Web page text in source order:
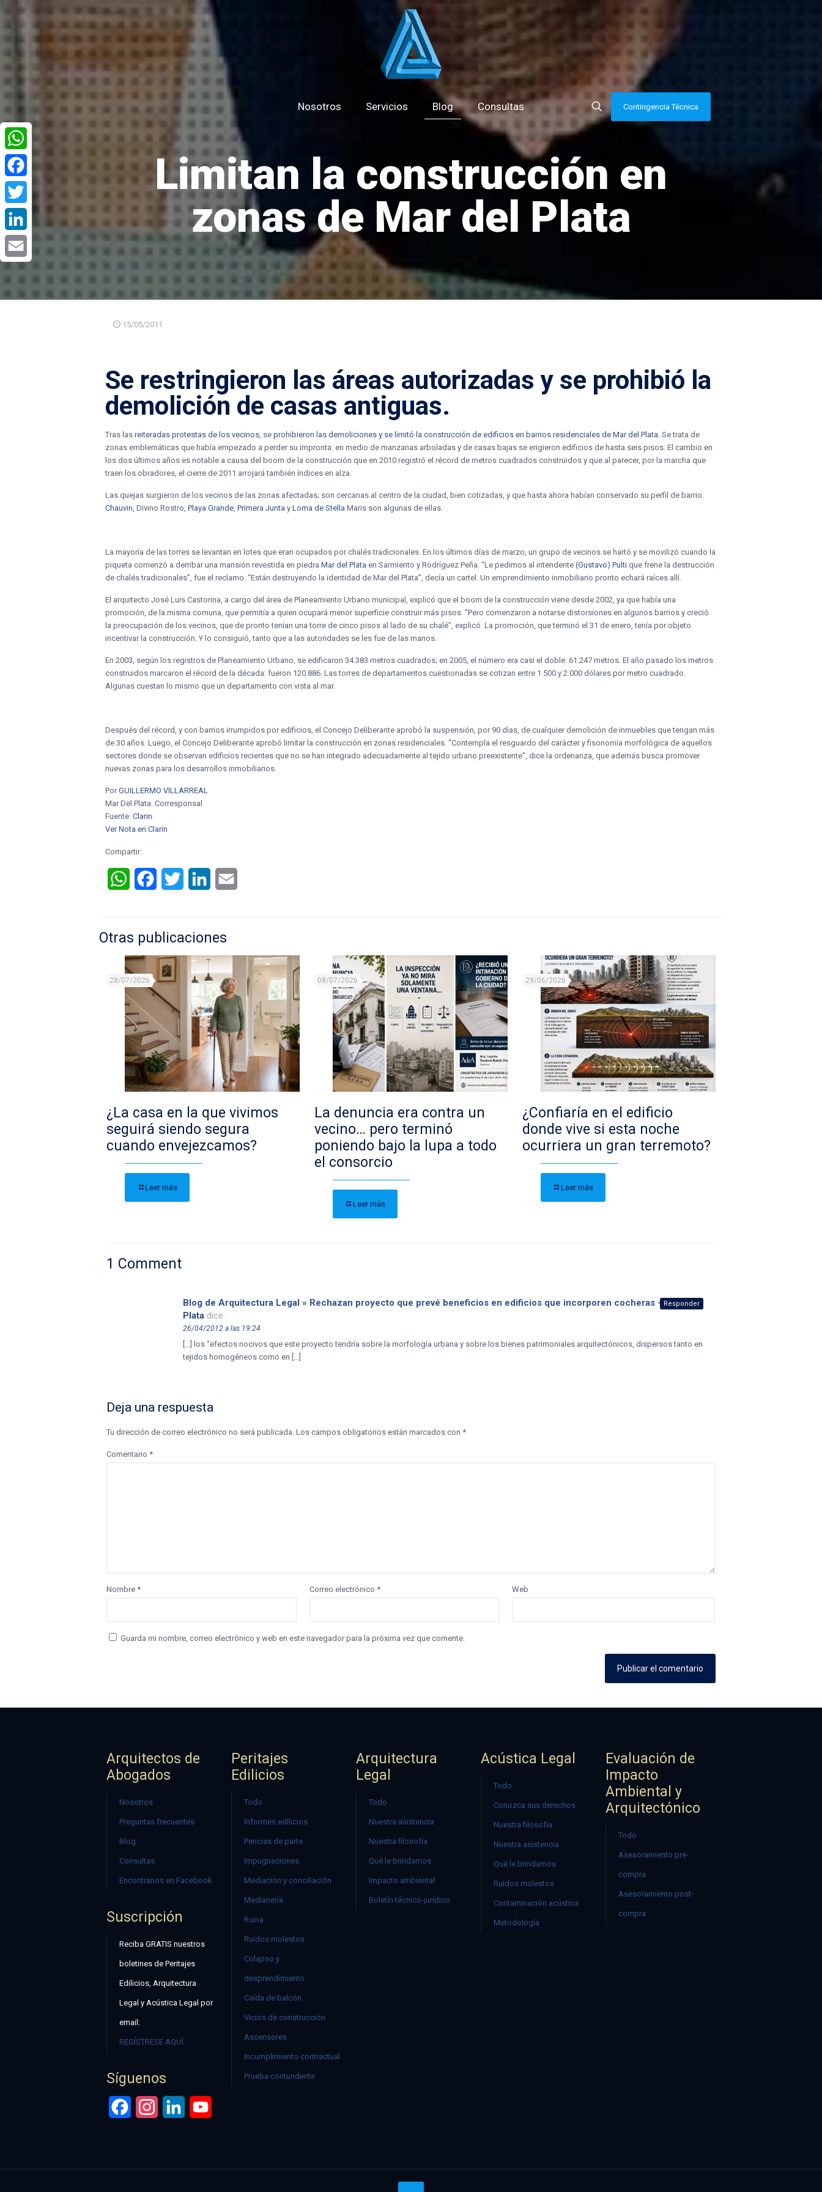
Nosotros Servicios Blog Consultas Contingencia Técnica
Limitan la construcción en
zonas de Mar del Plata
15/05/2011
Se restringieron las áreas autorizadas y se prohibió la
demolición de casas antiguas.
Tras lasreiteradas protestas de los vecinos, seprohibieron las demoliciones y se limitó la construcción de edificios en barrios residenciales de Mar del Plata. Se trata de
zonas emblemáticas que había empezado a perder su impronta: en medio de manzanas arboladas y de casas bajas se erigieron edificios de hasta seis pisos. El cambio en
los dos últimos años es notable a causa del boom de la construcción que en 2010 registró el récord de metros cuadrados construidos y que al parecer, por la marcha que
traen los obradores, el cierre de 2011 arrojará también índices en alza.
Las quejas surgieron de los vecinos de las zonas afectadas; son cercanas al centro de la ciudad, bien cotizadas, y que hasta ahora habían conservado su perfil de barrio.
Chauvin, Divino Rostro,Playa Grande,Primera Junta yLoma de Stella Maris son algunas de ellas.
La mayoría de las torres se levantan en lotes que eran ocupados por chalés tradicionales. En los últimos días de marzo, un grupo de vecinos se hartó y se movilizó cuando la
piqueta comenzó a derribar una mansión revestida en piedraMar del Plata en Sarmiento y Rodríguez Peña. “Le pedimos al intendente(Gustavo) Pulti que frene la destrucción
de chalés tradicionales”, fue el reclamo. “Están destruyendo la identidad de Mar del Plata”, decía un cartel. Un emprendimiento inmobiliario pronto echará raíces allí.
El arquitecto José Luis Castorina, a cargo del área de Planeamiento Urbano municipal, explicó que el boom de la construcción viene desde 2002, ya que había una
promoción, de la misma comuna, que permitía a quien ocupará menor superficie construir más pisos. “Pero comenzaron a notarse distorsiones en algunos barrios y creció
la preocupación de los vecinos, que de pronto tenían una torre de cinco pisos al lado de su chalé”, explicó. La promoción, que terminó el 31 de enero, tenía por objeto
incentivar la construcción. Y lo consiguió, tanto que a las autoridades se les fue de las manos.
En 2003, según los registros de Planeamiento Urbano, se edificaron 34.383 metros cuadrados; en 2005, el número era casi el doble: 61.247 metros. El año pasado los metros
construidos marcaron el récord de la década: fueron 120.886. Las torres de departamentos cuestionadas se cotizan entre 1.500 y 2.000 dólares por metro cuadrado.
Algunas cuestan lo mismo que un departamento con vista al mar.
Después del récord, y con barrios irrumpidos por edificios, el Concejo Deliberante aprobó la suspensión, por 90 días, de cualquier demolición de inmuebles que tengan más
de 30 años. Luego, el Concejo Deliberante aprobó limitar la construcción en zonas residenciales. “Contempla el resguardo del carácter y fisonomía morfológica de aquellos
sectores donde se observan edificios recientes que no se han integrado adecuadamente al tejido urbano preexistente”, dice la ordenanza, que además busca promover
nuevas zonas para los desarrollos inmobiliarios.
PorGUILLERMO VILLARREAL
Mar Del Plata. Corresponsal
Fuente:Clarin.
Ver Nota en Clarin
Compartir:
WhatsAppFacebookTwitter LinkedIn
Otras publicaciones
28/07/2026
¿La casa en la que vivimos
seguirá siendo segura
cuando envejezcamos?
Leer más
08/07/2026
La denuncia era contra un
vecino… pero terminó
poniendo bajo la lupa a todo
el consorcio
Leer más
29/06/2026
¿Confiaría en el edificio
donde vive si esta noche
ocurriera un gran terremoto?
Leer más
1 Comment
Blog de Arquitectura Legal » Rechazan proyecto que prevé beneficios en edificios que incorporen cocheras – Mar del
Plata dice:
26/04/2012 a las 19:24
[…] los “efectos nocivos que este proyecto tendría sobre la morfología urbana y sobre los bienes patrimoniales arquitectónicos, dispersos tanto en
tejidos homogéneos como en […]
Responder
Deja una respuesta
Tu dirección de correo electrónico no será publicada. Los campos obligatorios están marcados con *
Comentario *
Nombre * Correo electrónico * Web
Guarda mi nombre, correo electrónico y web en este navegador para la próxima vez que comente.
Arquitectos de
Abogados
Nosotros
Preguntas frecuentes
Blog
Consultas
Encontranos en Facebook
Suscripción
Reciba GRATIS nuestros
boletines de Peritajes
Edilicios, Arquitectura
Legal y Acústica Legal por
email:
REGÍSTRESE AQUÍ
Síguenos
FacebookInstagramLinkedIn
Peritajes
Edilicios
Todo
Informes edilicios
Pericias de parte
Impugnaciones
Mediación y conciliación
Medianería
Ruina
Ruidos molestos
Colapso y
desprendimiento
Caída de balcón
Vicios de construcción
Ascensores
Incumplimiento contractual
Prueba contundente
Arquitectura
Legal
Todo
Nuestra asistencia
Nuestra filosofía
Qué le brindamos
Impacto ambiental
Boletín técnico-jurídico
Acústica Legal
Todo
Conozca sus derechos
Nuestra filosofía
Nuestra asistencia
Qué le brindamos
Ruidos molestos
Contaminación acústica
Metodología
Evaluación de
Impacto
Ambiental y
Arquitectónico
Todo
Asesoramiento pre-
compra
Asesoramiento post-
compra
WhatsApp
Facebook
Twitter
LinkedIn
Email